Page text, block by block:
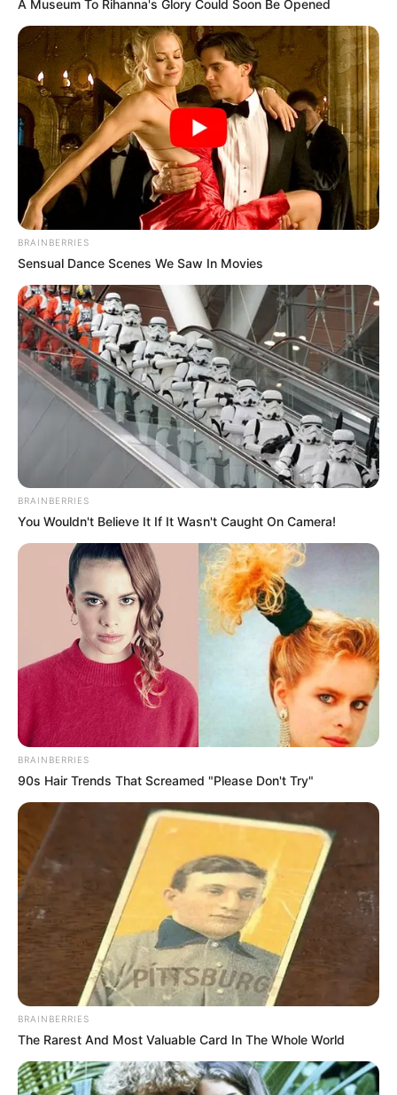
A Museum To Rihanna's Glory Could Soon Be Opened
BRAINBERRIES
Sensual Dance Scenes We Saw In Movies
BRAINBERRIES
You Wouldn't Believe It If It Wasn't Caught On Camera!
BRAINBERRIES
90s Hair Trends That Screamed "Please Don't Try"
BRAINBERRIES
The Rarest And Most Valuable Card In The Whole World